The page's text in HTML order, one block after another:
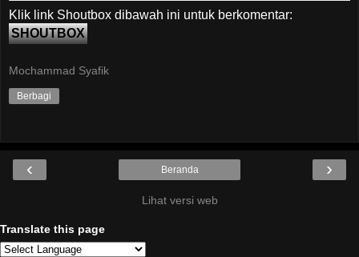
Klik link Shoutbox dibawah ini untuk berkomentar:
SHOUTBOX
Mochammad Syafik
Berbagi
‹ ›
Beranda
Lihat versi web
Translate this page